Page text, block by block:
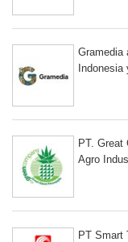
Gramedia
PT. Great
Agro
PT Smart